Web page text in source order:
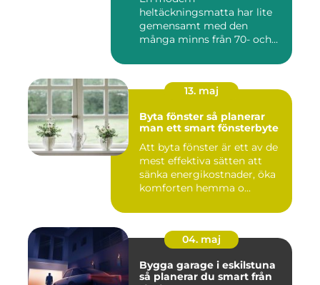
heltäckningsmatta har lite
gemensamt med den
många minns från 70- och
13. maj
Byta fönster så planerar
man ett smart fönsterbyte
Att byta fönster är ett av de
mest effektiva sätten att
sänka energikostnader, öka
komforten hemma o...
04. maj
Bygga garage i eskilstuna
så planerar du smart från